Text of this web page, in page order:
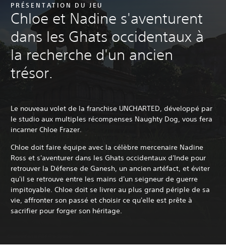
PRÉSENTATION DU JEU
Chloe et Nadine s'aventurent
dans les Ghats occidentaux à
la recherche d'un ancien
trésor.
Le nouveau volet de la franchise UNCHARTED, développé par
le studio aux multiples récompenses Naughty Dog, vous fera
incarner Chloe Frazer.
Chloe doit faire équipe avec la célèbre mercenaire Nadine
Ross et s'aventurer dans les Ghats occidentaux d'Inde pour
retrouver la Défense de Ganesh, un ancien artéfact, et éviter
qu'il se retrouve entre les mains d'un seigneur de guerre
impitoyable. Chloe doit se livrer au plus grand périple de sa
vie, affronter son passé et choisir ce qu'elle est prête à
sacrifier pour forger son héritage.